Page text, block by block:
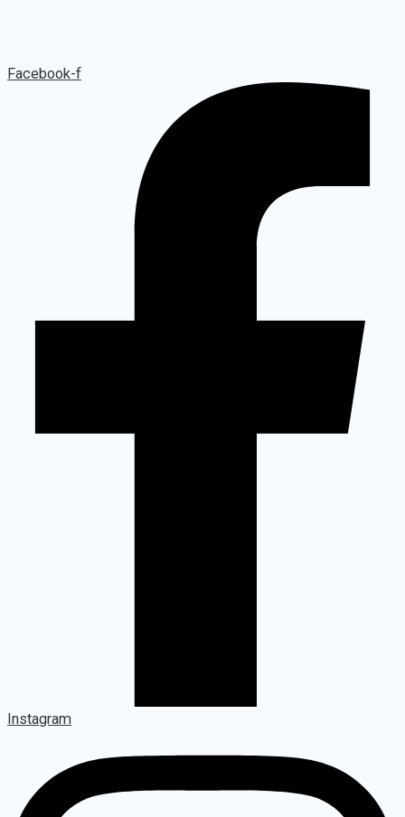
Facebook-f
Instagram